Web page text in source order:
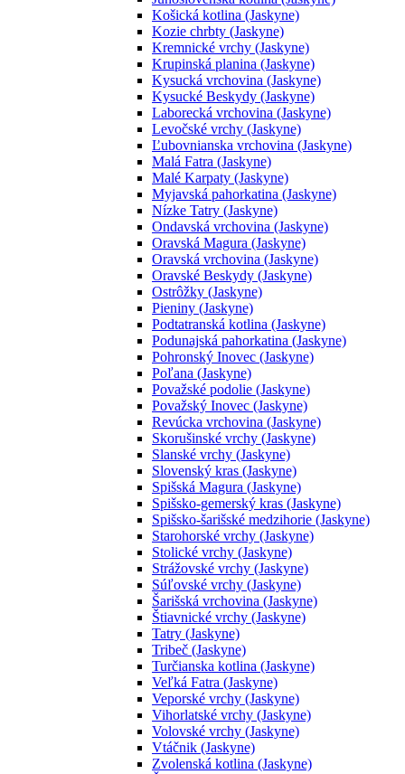
Košická kotlina (Jaskyne)
Kozie chrbty (Jaskyne)
Kremnické vrchy (Jaskyne)
Krupinská planina (Jaskyne)
Kysucká vrchovina (Jaskyne)
Kysucké Beskydy (Jaskyne)
Laborecká vrchovina (Jaskyne)
Levočské vrchy (Jaskyne)
Ľubovnianska vrchovina (Jaskyne)
Malá Fatra (Jaskyne)
Malé Karpaty (Jaskyne)
Myjavská pahorkatina (Jaskyne)
Nízke Tatry (Jaskyne)
Ondavská vrchovina (Jaskyne)
Oravská Magura (Jaskyne)
Oravská vrchovina (Jaskyne)
Oravské Beskydy (Jaskyne)
Ostrôžky (Jaskyne)
Pieniny (Jaskyne)
Podtatranská kotlina (Jaskyne)
Podunajská pahorkatina (Jaskyne)
Pohronský Inovec (Jaskyne)
Poľana (Jaskyne)
Považské podolie (Jaskyne)
Považský Inovec (Jaskyne)
Revúcka vrchovina (Jaskyne)
Skorušinské vrchy (Jaskyne)
Slanské vrchy (Jaskyne)
Slovenský kras (Jaskyne)
Spišská Magura (Jaskyne)
Spišsko-gemerský kras (Jaskyne)
Spišsko-šarišské medzihorie (Jaskyne)
Starohorské vrchy (Jaskyne)
Stolické vrchy (Jaskyne)
Strážovské vrchy (Jaskyne)
Súľovské vrchy (Jaskyne)
Šarišská vrchovina (Jaskyne)
Štiavnické vrchy (Jaskyne)
Tatry (Jaskyne)
Tribeč (Jaskyne)
Turčianska kotlina (Jaskyne)
Veľká Fatra (Jaskyne)
Veporské vrchy (Jaskyne)
Vihorlatské vrchy (Jaskyne)
Volovské vrchy (Jaskyne)
Vtáčnik (Jaskyne)
Zvolenská kotlina (Jaskyne)